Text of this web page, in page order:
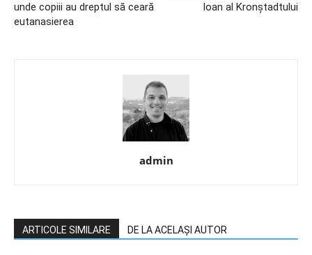
unde copiii au dreptul să ceară
eutanasierea
Ioan al Kronștadtului
admin
ARTICOLE SIMILARE DE LA ACELAȘI AUTOR